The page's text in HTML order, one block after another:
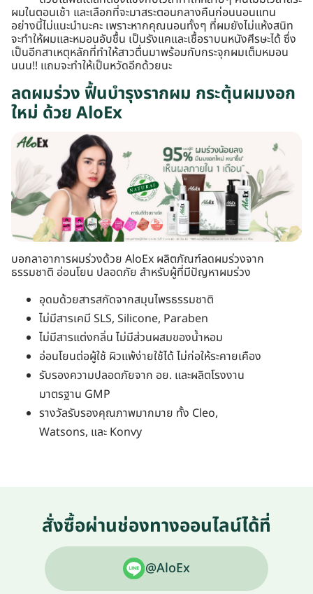
ผมในตอนเช้า และเลือกที่จะมาสระตอนกลางคืนก่อนนอนแทน
อย่างนี้ไม่แนะนำนะคะ เพราะหากคุณนอนทั้งๆ ที่ผมยังไม่แห้งสนิท
จะทำให้ผมและหมอนอับชื้น เป็นรังแคและเชื้อราบนหนังศีรษะได้ ซึ่ง
เป็นอีกสาเหตุหลักที่ทำให้สาวตื่นมาพร้อมกับกระจุกผมเต็มหมอน
นนน!! แถมจะทำให้เป็นหวัดอีกด้วยนะ
ลดผมร่วง ฟื้นบำรุงรากผม กระตุ้นผมงอก
ใหม่ ด้วย AloEx
บอกลาอาการผมร่วงด้วย AloEx ผลิตภัณฑ์ลดผมร่วงจาก
ธรรมชาติ อ่อนโยน ปลอดภัย สำหรับผู้ที่มีปัญหาผมร่วง
อุดมด้วยสารสกัดจากสมุนไพรธรรมชาติ
ไม่มีสารเคมี SLS, Silicone, Paraben
ไม่มีสารแต่งกลิ่น ไม่มีส่วนผสมของน้ำหอม
อ่อนโยนต่อผู้ใช้ ผิวแพ้ง่ายใช้ได้ ไม่ก่อให้ระคายเคือง
รับรองความปลอดภัยจาก อย. และผลิตโรงงาน
มาตรฐาน GMP
รางวัลรับรองคุณภาพมากมาย ทั้ง Cleo,
Watsons, และ Konvy
สั่งซื้อผ่านช่องทางออนไลน์ได้ที่
@AloEx